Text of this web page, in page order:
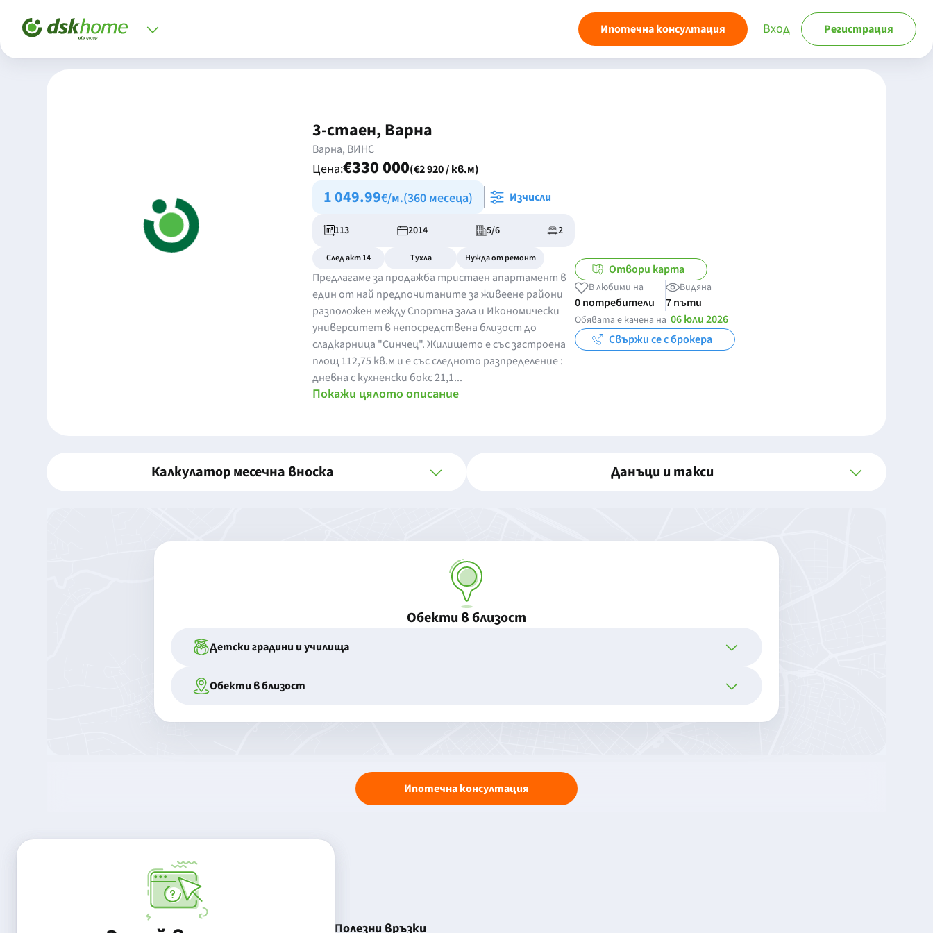
Ипотечна консултация Вход Регистрация
3-стаен, Варна
Варна, ВИНС
Цена:€330 000(€2 920 / кв.м)
1 049.99€/м.(360 месеца) Изчисли
113 2014 5/6 2
След акт 14 Тухла Нужда от ремонт
Предлагаме за продажба тристаен апартамент в
един от най предпочитаните за живеене райони
разположен между Спортна зала и Икономически
университет в непосредствена близост до
сладкарница "Синчец". Жилището е със застроена
площ 112,75 кв.м и е със следното разпределение :
дневна с кухненски бокс 21,1...
Покажи цялото описание
Отвори карта
В любими на
0 потребители
Видяна
7 пъти
Обявата е качена на 06 юли 2026
Свържи се с брокера
Калкулатор месечна вноска Данъци и такси
Обекти в близост
Детски градини и училища
Обекти в близост
Ипотечна консултация
Полезни връзки